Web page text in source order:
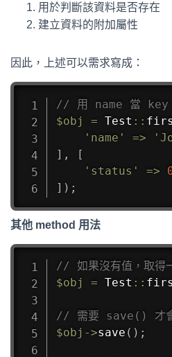
用於判斷該資料是否存在
建立資料的附加屬性
因此，上述可以需求寫成：
// 用 name 當 key
$obj
= Test ::
'name'
=>
] ,
[
'status'
=>
] ) ;
其他 method 用法
// 如果沒有值，取
$obj
= Test ::
// 需要 save() 才會
$obj ->save ( ) ;